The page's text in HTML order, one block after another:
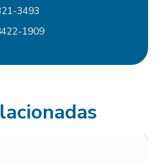
placa
3493
1909